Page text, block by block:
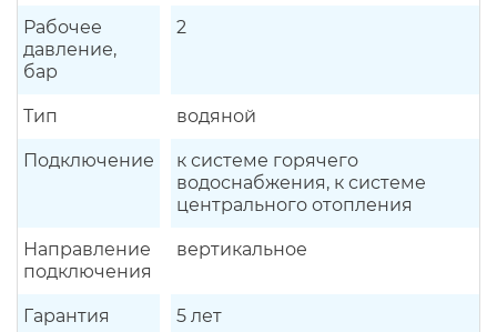
Рабочее
давление,
бар
2
Тип водяной
Подключение
к системе горячего
водоснабжения, к системе
центрального отопления
Направление
подключения
вертикальное
Гарантия 5 лет